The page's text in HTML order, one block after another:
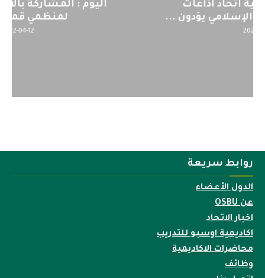
لمنظمي قمة اسيا...
روابط سريعة
الدول الأعضاء
عن OSBU
اخبار الاتحاد
اكاديمية اوسبو للتدريب
محاضرات الاكاديمية
وظائف
إتصل بنا